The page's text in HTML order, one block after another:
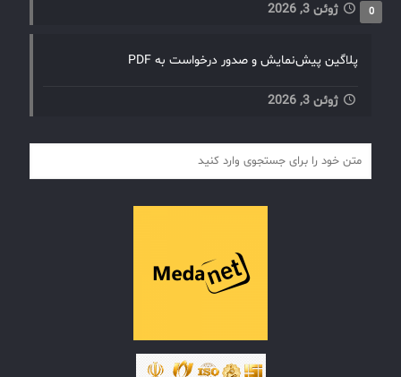
ژوئن 3, 2026 0
پلاگین پیش‌نمایش و صدور درخواست به PDF
ژوئن 3, 2026